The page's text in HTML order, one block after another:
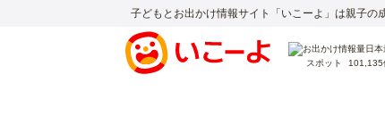
子どもとお出かけ情報サイト「いこーよ」は親子の
スポット 101,135